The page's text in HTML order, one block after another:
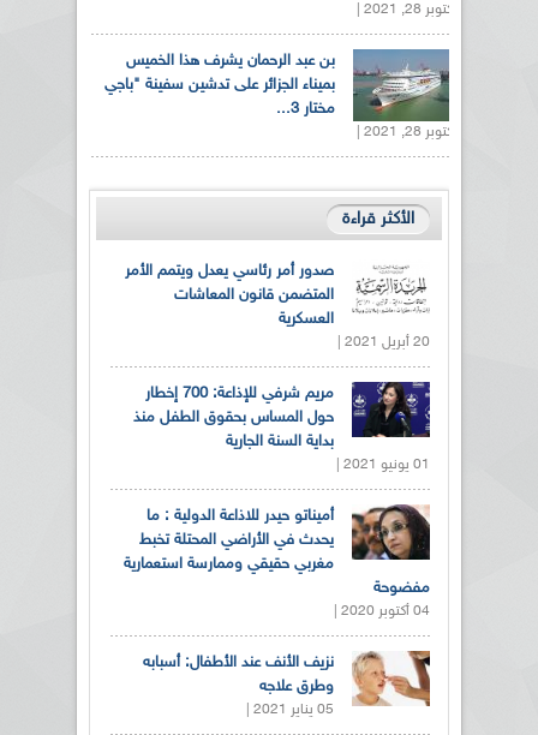
أكتوبر 28, 2021 |
بن عبد الرحمان يشرف هذا الخميس
بميناء الجزائر على تدشين سفينة "باجي
مختار 3...
أكتوبر 28, 2021 |
الأكثر قراءة
صدور أمر رئاسي يعدل ويتمم الأمر
المتضمن قانون المعاشات
العسكرية
20 أبريل 2021 |
مريم شرفي للإذاعة: 700 إخطار
حول المساس بحقوق الطفل منذ
بداية السنة الجارية
01 يونيو 2021 |
أميناتو حيدر للاذاعة الدولية : ما
يحدث في الأراضي المحتلة تخبط
مغربي حقيقي وممارسة استعمارية
مفضوحة
04 أكتوبر 2020 |
نزيف الأنف عند الأطفال: أسبابه
وطرق علاجه
05 يناير 2021 |